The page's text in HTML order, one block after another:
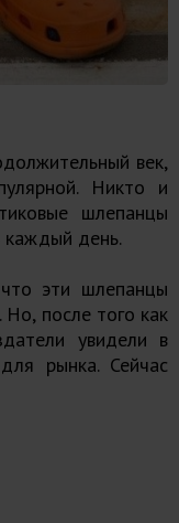
век,
Никто и
шлепанцы
каждый день.
эти шлепанцы
Но, после того как
увидели в
рынка. Сейчас